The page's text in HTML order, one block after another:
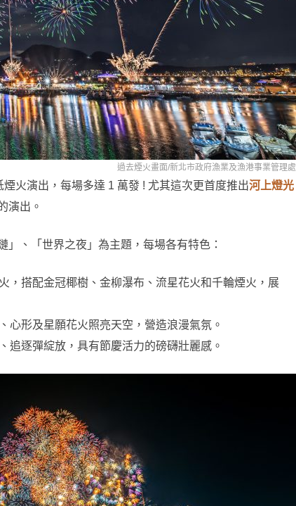
過去煙火畫面/新北市政府漁業及漁港事業管理處
火演出，每場多達 1 萬發 ! 尤其這次更首度推出河上燈光
演出。
、「世界之夜」為主題，每場各有特色：
，搭配金冠椰樹、金柳瀑布、流星花火和千輪煙火，展
心形及星願花火照亮天空，營造浪漫氣氛。
追逐彈綻放，具有節慶活力的磅礴壯麗感。